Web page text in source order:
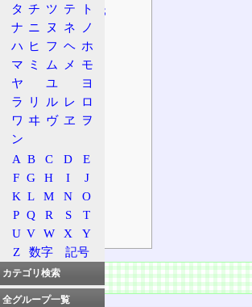
CP/MとDOS
特徴
登録簿の構造
相対位置
実例
FreeBSD
Linux
Windows XP
概要
タ チ ツ テ
ト
ナ ニ ヌ ネ
ノ
ハ ヒ フ ヘ ホ
マ ミ ム メ
モ
ヤ
ユ
ヨ
ラ
リ ル レ ロ
ワ ヰ ヴ ヱ
ヲ
ン
A B C D
E
F G H I
J
K L M N
O
P Q R S
T
U V W X
Y
Z
数字 記号
カテゴリ検索
全グループ一覧